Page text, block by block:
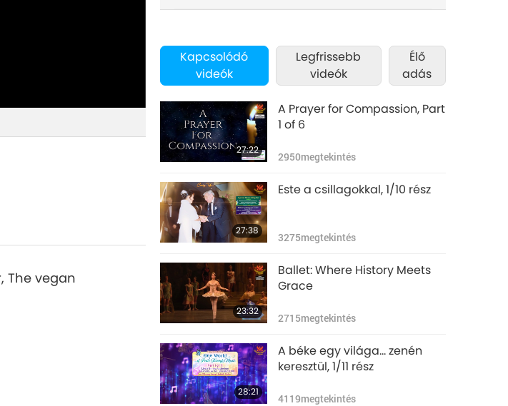
The vegan
Kapcsolódó
videók
Legfrissebb
videók
Élő
adás
27:22
A Prayer for Compassion, Part
1 of 6
2950megtekintés
27:38
Este a csillagokkal, 1/10 rész
3275megtekintés
23:32
Ballet: Where History Meets
Grace
2715megtekintés
28:21
A béke egy világa… zenén
keresztül, 1/11 rész
4119megtekintés